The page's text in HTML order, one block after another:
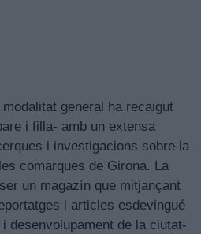
modalitat general ha recaigut
i filla- amb un extensa
i investigacions sobre la
comarques de Girona. La
un magazín que mitjançant
i articles esdevingué
desenvolupament de la ciutat-